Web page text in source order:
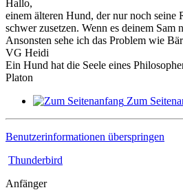
Hallo,
einem älteren Hund, der nur noch
schwer zusetzen. Wenn es deinem
Ansonsten sehe ich das Problem wie
VG Heidi
Ein Hund hat die Seele eines
Platon
Zum
Benutzerinformationen überspringen
Thunderbird
Anfänger